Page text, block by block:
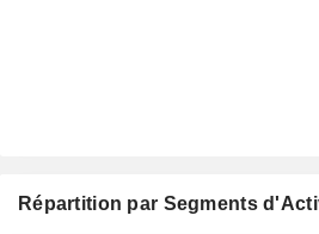
Répartition par Segments